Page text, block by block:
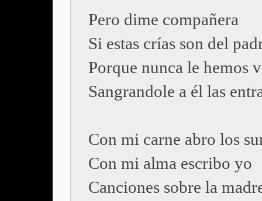
Pero dime compañera
Si estas crías son del
Porque nunca le hemos
Sangrandole a él las
Con mi carne abro los
Con mi alma escribo yo
Canciones sobre la